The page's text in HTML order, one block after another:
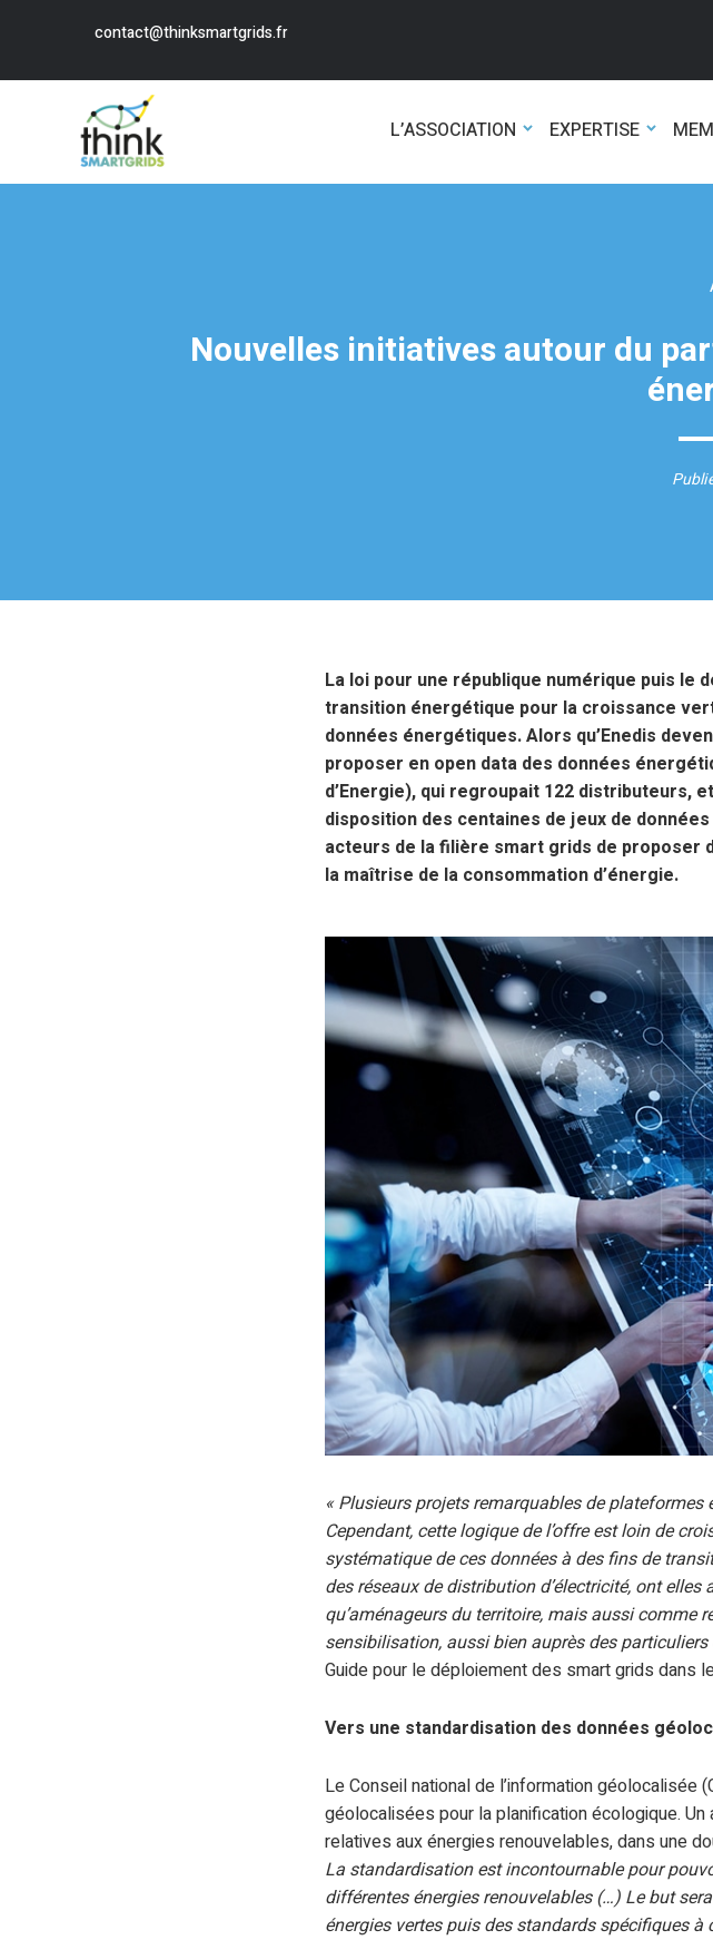
contact@thinksmartgrids.fr
L’ASSOCIATION EXPERTISE
Nouvelles initiatives autour du
La loi pour une république numérique puis le
transition énergétique pour la croissance
données énergétiques. Alors qu’Enedis
proposer en open data des données
d’Energie), qui regroupait 122 distributeurs,
disposition des centaines de jeux de
acteurs de la filière smart grids de proposer
la maîtrise de la consommation d’énergie.
« Plusieurs projets remarquables de
Cependant, cette logique de l’offre est loin de
systématique de ces données à des fins de
des réseaux de distribution d’électricité, ont
qu’aménageurs du territoire, mais aussi comme
sensibilisation, aussi bien auprès des
Guide pour le déploiement des smart grids dans
Vers une standardisation des données
Le Conseil national de l’information géolocalisée
géolocalisées pour la planification écologique.
relatives aux énergies renouvelables, dans une
La standardisation est incontournable pour
différentes énergies renouvelables (…) Le but
énergies vertes puis des standards spécifiques à